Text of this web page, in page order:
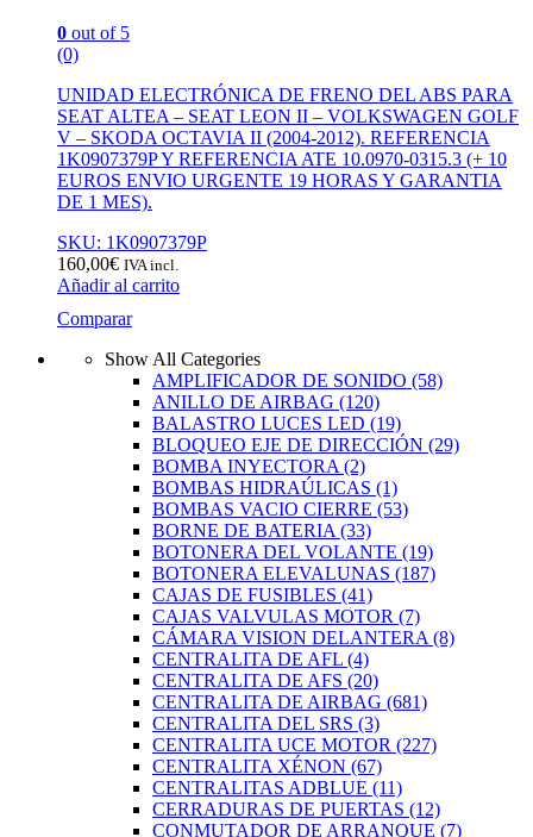
0 out of 5
(0)
UNIDAD ELECTRÓNICA DE FRENO DEL ABS PARA
SEAT ALTEA – SEAT LEON II – VOLKSWAGEN GOLF
V – SKODA OCTAVIA II (2004-2012). REFERENCIA
1K0907379P Y REFERENCIA ATE 10.0970-0315.3 (+ 10
EUROS ENVIO URGENTE 19 HORAS Y GARANTIA
DE 1 MES).
SKU: 1K0907379P
160,00€ IVA incl.
Añadir al carrito
Comparar
Show All Categories
AMPLIFICADOR DE SONIDO (58)
ANILLO DE AIRBAG (120)
BALASTRO LUCES LED (19)
BLOQUEO EJE DE DIRECCIÓN (29)
BOMBA INYECTORA (2)
BOMBAS HIDRAÚLICAS (1)
BOMBAS VACIO CIERRE (53)
BORNE DE BATERIA (33)
BOTONERA DEL VOLANTE (19)
BOTONERA ELEVALUNAS (187)
CAJAS DE FUSIBLES (41)
CAJAS VALVULAS MOTOR (7)
CÁMARA VISION DELANTERA (8)
CENTRALITA DE AFL (4)
CENTRALITA DE AFS (20)
CENTRALITA DE AIRBAG (681)
CENTRALITA DEL SRS (3)
CENTRALITA UCE MOTOR (227)
CENTRALITA XÉNON (67)
CENTRALITAS ADBLUE (11)
CERRADURAS DE PUERTAS (12)
CONMUTADOR DE ARRANQUE (7)